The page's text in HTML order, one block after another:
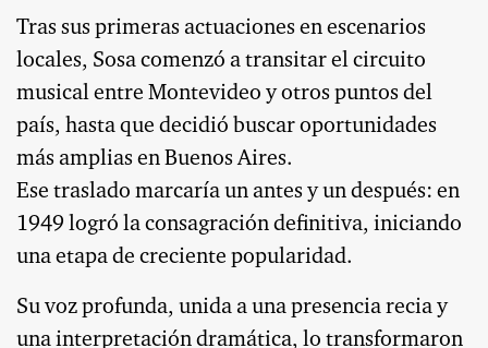
Tras sus primeras actuaciones en escenarios
locales, Sosa comenzó a transitar el circuito
musical entre Montevideo y otros puntos del
país, hasta que decidió buscar oportunidades
más amplias en Buenos Aires.
Ese traslado marcaría un antes y un después: en
1949 logró la consagración definitiva, iniciando
una etapa de creciente popularidad.
Su voz profunda, unida a una presencia recia y
una interpretación dramática, lo transformaron